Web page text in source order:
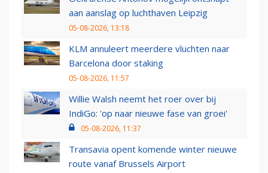
aan aanslag op luchthaven Leipzig
05-08-2026, 13:18
KLM annuleert meerdere vluchten naar
Barcelona door staking
05-08-2026, 11:57
Willie Walsh neemt het roer over bij
IndiGo: 'op naar nieuwe fase van groei'
05-08-2026, 11:37
Transavia opent komende winter nieuwe
route vanaf Brussels Airport